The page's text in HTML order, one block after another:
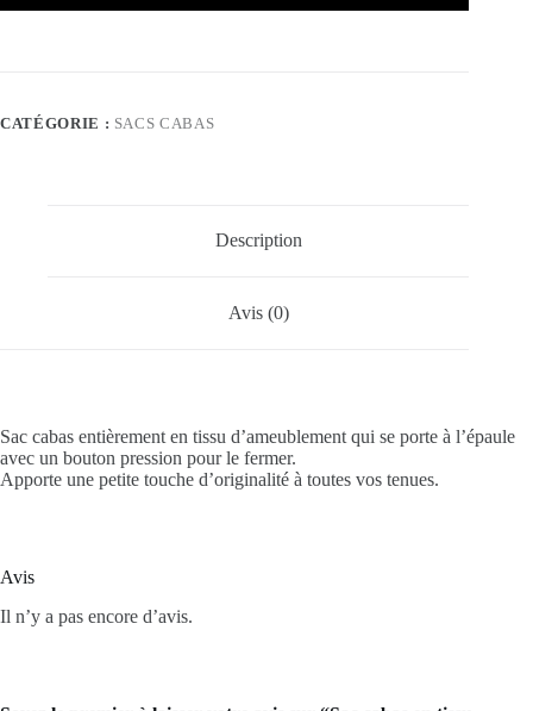
CATÉGORIE : SACS CABAS
Description
Avis (0)
Sac cabas entièrement en tissu d’ameublement qui se porte à l’épaule
avec un bouton pression pour le fermer.
Apporte une petite touche d’originalité à toutes vos tenues.
Avis
Il n’y a pas encore d’avis.